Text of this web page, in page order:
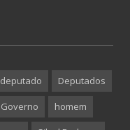
deputado Deputados
Governo homem